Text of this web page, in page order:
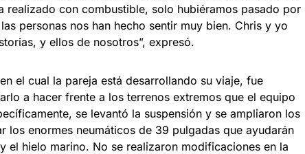
realizado con combustible, solo hubiéramos pasado por
personas nos han hecho sentir muy bien. Chris y yo
y ellos de nosotros”, expresó.
el cual la pareja está desarrollando su viaje, fue
a hacer frente a los terrenos extremos que el equipo
se levantó la suspensión y se ampliaron los
los enormes neumáticos de 39 pulgadas que ayudarán
el hielo marino. No se realizaron modificaciones en la